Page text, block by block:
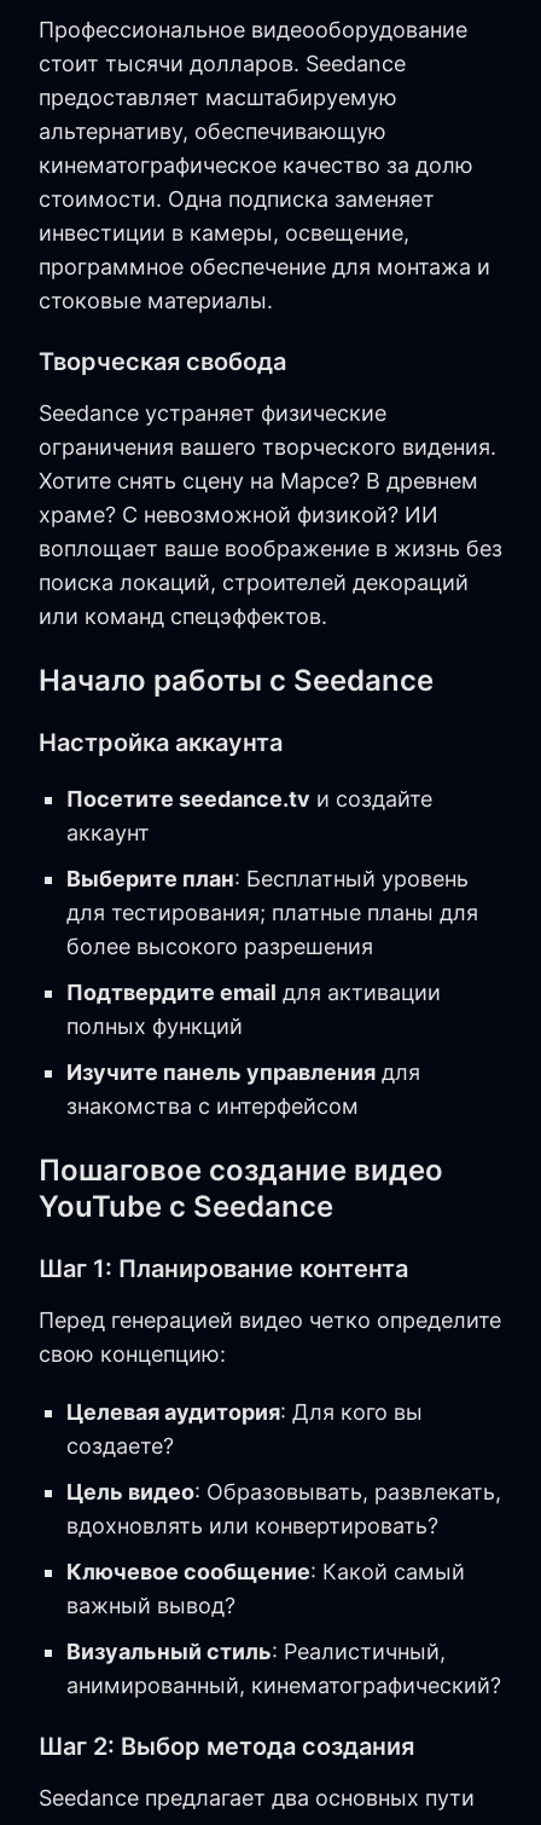
Профессиональное видеооборудование
стоит тысячи долларов. Seedance
предоставляет масштабируемую
альтернативу, обеспечивающую
кинематографическое качество за долю
стоимости. Одна подписка заменяет
инвестиции в камеры, освещение,
программное обеспечение для монтажа и
стоковые материалы.
Творческая свобода
Seedance устраняет физические
ограничения вашего творческого видения.
Хотите снять сцену на Марсе? В древнем
храме? С невозможной физикой? ИИ
воплощает ваше воображение в жизнь без
поиска локаций, строителей декораций
или команд спецэффектов.
Начало работы с Seedance
Настройка аккаунта
Посетите seedance.tv и создайте
аккаунт
Выберите план: Бесплатный уровень
для тестирования; платные планы для
более высокого разрешения
Подтвердите email для активации
полных функций
Изучите панель управлениядля
знакомства с интерфейсом
Пошаговое создание видео
YouTube с Seedance
Шаг 1: Планирование контента
Перед генерацией видео четко определите
свою концепцию:
Целевая аудитория: Для кого вы
создаете?
Цель видео: Образовывать, развлекать,
вдохновлять или конвертировать?
Ключевое сообщение: Какой самый
важный вывод?
Визуальный стиль: Реалистичный,
анимированный, кинематографический?
Шаг 2: Выбор метода создания
Seedance предлагает два основных пути